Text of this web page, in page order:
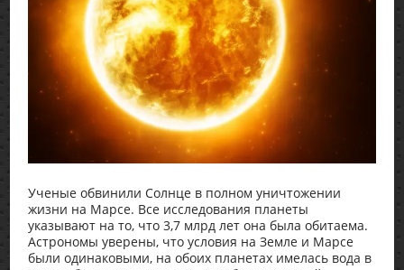
Ученые обвинили Солнце в полном уничтожении
жизни на Марсе. Все исследования планеты
указывают на то, что 3,7 млрд лет она была обитаема.
Астрономы уверены, что условия на Земле и Марсе
были одинаковыми, на обоих планетах имелась вода в